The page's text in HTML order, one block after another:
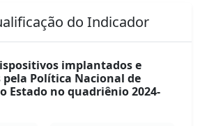
do Indicador
implantados e
Política Nacional de
Estado no quadriênio 2024-